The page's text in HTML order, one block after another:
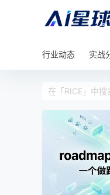
行业动态 实战